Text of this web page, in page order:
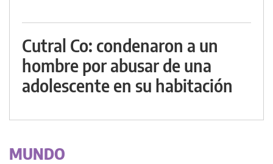
Cutral Co: condenaron a un
hombre por abusar de una
adolescente en su habitación
MUNDO